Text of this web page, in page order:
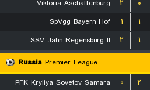
Viktoria Aschaffenburg
۲ ۰
SpVgg Bayern Hof
۱ ۱
SSV Jahn Regensburg II
۲ ۱
Russia Premier League
PFK Kryliya Sovetov Samara
۰ ۲